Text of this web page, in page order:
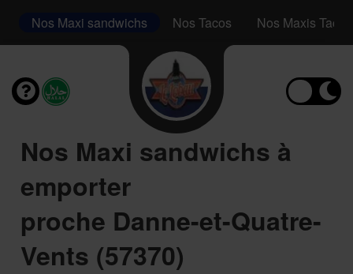
Nos Maxi sandwichs Nos Tacos Nos Maxis Tacos
Nos Maxi sandwichs à
emporter
proche Danne-et-Quatre-
Vents (57370)